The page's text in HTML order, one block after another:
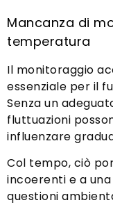
Mancanza di
temperatura
Il monitoraggio
essenziale per il
Senza un
fluttuazioni
influenzare
Col tempo, ciò
incoerenti e a
questioni